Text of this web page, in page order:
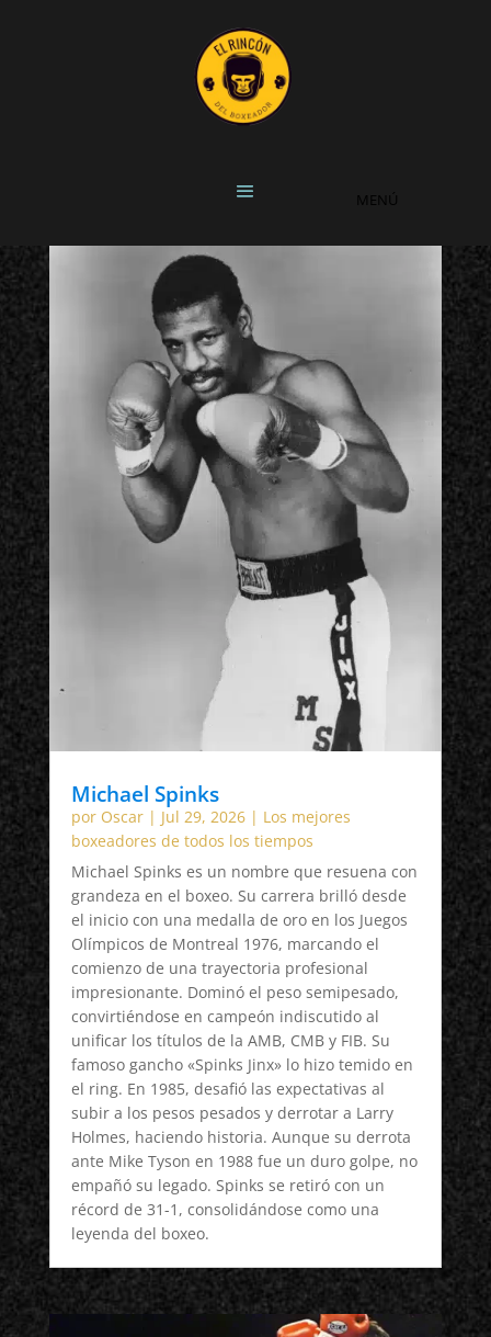
Michael Spinks
por Oscar| Jul 29, 2026| Los mejores
boxeadores de todos los tiempos
Michael Spinks es un nombre que resuena con
grandeza en el boxeo. Su carrera brilló desde
el inicio con una medalla de oro en los Juegos
Olímpicos de Montreal 1976, marcando el
comienzo de una trayectoria profesional
impresionante. Dominó el peso semipesado,
convirtiéndose en campeón indiscutido al
unificar los títulos de la AMB, CMB y FIB. Su
famoso gancho «Spinks Jinx» lo hizo temido en
el ring. En 1985, desafió las expectativas al
subir a los pesos pesados y derrotar a Larry
Holmes, haciendo historia. Aunque su derrota
ante Mike Tyson en 1988 fue un duro golpe, no
empañó su legado. Spinks se retiró con un
récord de 31-1, consolidándose como una
leyenda del boxeo.